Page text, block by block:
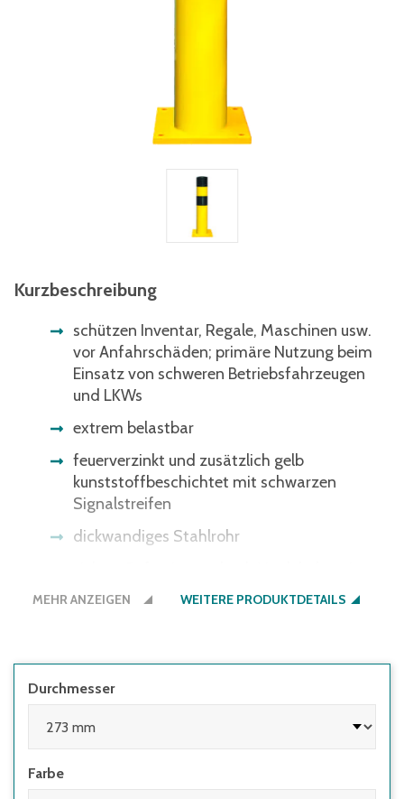
Kurzbeschreibung
schützen Inventar, Regale, Maschinen usw.
vor Anfahrschäden; primäre Nutzung beim
Einsatz von schweren Betriebsfahrzeugen
und LKWs
extrem belastbar
feuerverzinkt und zusätzlich gelb
kunststoffbeschichtet mit schwarzen
Signalstreifen
dickwandiges Stahlrohr
Boden (pro Rammschutzpoller Ø 90 und
MEHR ANZEIGEN WEITERE PRODUKTDETAILS
Durchmesser
Farbe